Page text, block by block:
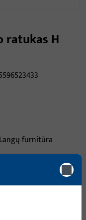
ratukas H
Langų furnitūra